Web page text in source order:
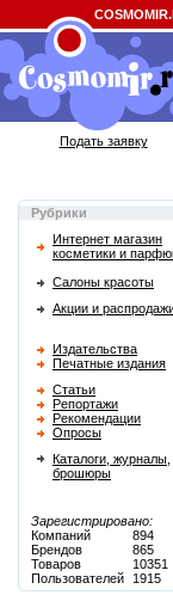
Field 'news_title' doesn't
Рубрики
Интернет магазин
косметики и
Салоны красоты
Акции и
Издательства
Печатные издания
Статьи
Репортажи
Рекомендации
Опросы
Каталоги, журналы,
брошюры
Зарегистрировано:
Компаний
894
Брендов
865
Товаров
10351
Пользователей
1915
Подать заявку